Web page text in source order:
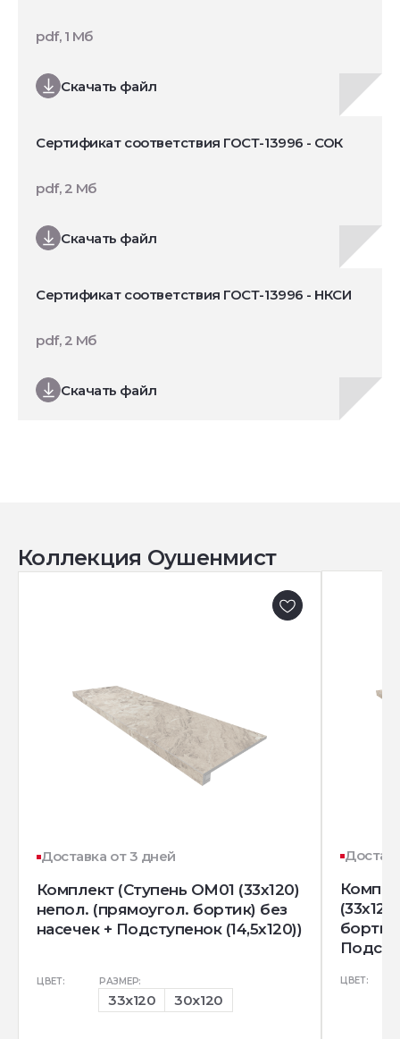
Скачать файл
pdf, 1 Мб
Сертификат соответствия ГОСТ-13996 - СОК
Скачать файл
pdf, 2 Мб
Сертификат соответствия ГОСТ-13996 - НКСИ
Скачать файл
pdf, 2 Мб
Коллекция Оушенмист
Доставка от 3 дней
Комплект (Ступень OM01 (33x120)
непол. (прямоугол. бортик) без
насечек + Подступенок (14,5x120))
ЦВЕТ: РАЗМЕР:
33x120 30x120
ЦВЕТ: